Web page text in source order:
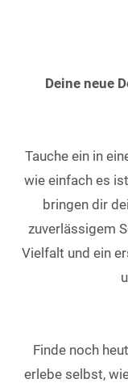
Deine neue
Tauche ein in
wie einfach es
bringen dir
zuverlässigem
Vielfalt und ein
Finde noch
erlebe selbst,